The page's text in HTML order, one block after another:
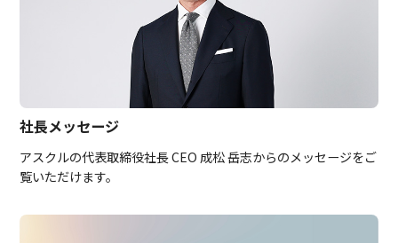
社長メッセージ
アスクルの代表取締役社長 CEO 成松 岳志からのメッセージをご
覧いただけます。